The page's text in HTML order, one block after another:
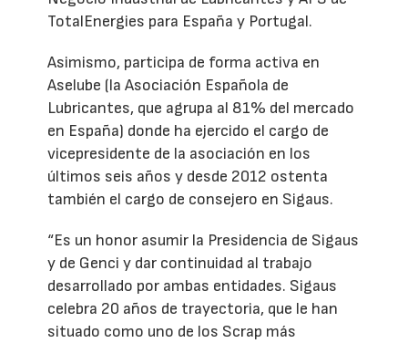
TotalEnergies para España y Portugal.
Asimismo, participa de forma activa en
Aselube (la Asociación Española de
Lubricantes, que agrupa al 81% del mercado
en España) donde ha ejercido el cargo de
vicepresidente de la asociación en los
últimos seis años y desde 2012 ostenta
también el cargo de consejero en Sigaus.
“Es un honor asumir la Presidencia de Sigaus
y de Genci y dar continuidad al trabajo
desarrollado por ambas entidades. Sigaus
celebra 20 años de trayectoria, que le han
situado como uno de los Scrap más